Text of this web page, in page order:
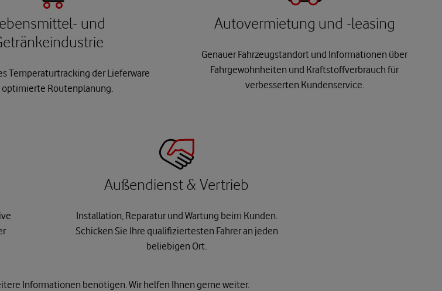
und
Temperaturtracking der Lieferware
optimierte Routenplanung.
Autovermietung und -leasing
Genauer Fahrzeugstandort und Informationen über
Fahrgewohnheiten und Kraftstoffverbrauch für
verbesserten Kundenservice.
Außendienst & Vertrieb
Installation, Reparatur und Wartung beim Kunden.
Schicken Sie Ihre qualifiziertesten Fahrer an jeden
beliebigen Ort.
Informationen benötigen. Wir helfen Ihnen gerne weiter.